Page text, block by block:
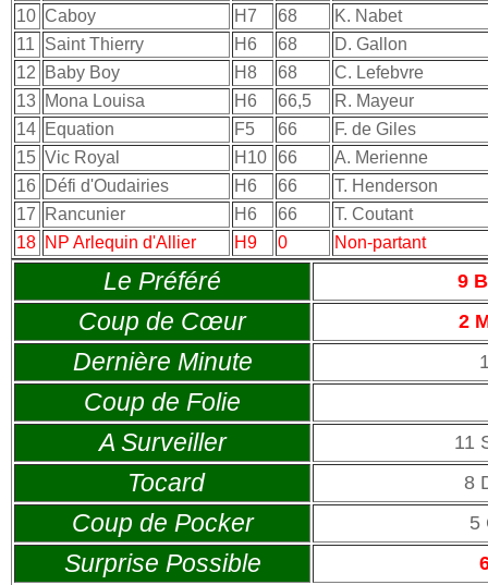
10 Caboy H7 68
K. Nabet
11
Saint Thierry H6 68
D. Gallon
12
Baby Boy H8 68
C. Lefebvre
13 Mona Louisa H6 66,5
R. Mayeur
14 Equation F5 66
F. de Giles
15 Vic Royal H10 66
A. Merienne
16
Défi d'Oudairies H6 66
T. Henderson
17
Rancunier H6 66
T. Coutant
18 NP Arlequin d'Allier H9 0 Non-partant
Le Préféré 9
Coup de Cœur 2
Dernière Minute
Coup de Folie
A Surveiller
11
Tocard 8
Coup de Pocker 5
Surprise Possible